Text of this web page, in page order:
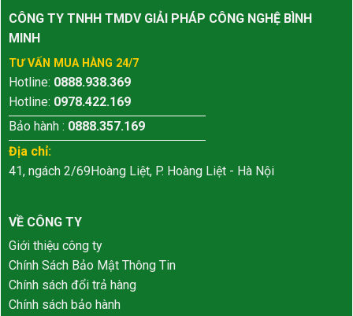
CÔNG TY TNHH TMDV GIẢI PHÁP CÔNG NGHỆ BÌNH
MINH
TƯ VẤN MUA HÀNG 24/7
Hotline: 0888.938.369
Hotline: 0978.422.169
Bảo hành : 0888.357.169
Địa chỉ:
41, ngách 2/69Hoàng Liệt, P. Hoàng Liệt - Hà Nội
VỀ CÔNG TY
Giới thiệu công ty
Chính Sách Bảo Mật Thông Tin
Chính sách đổi trả hàng
Chính sách bảo hành